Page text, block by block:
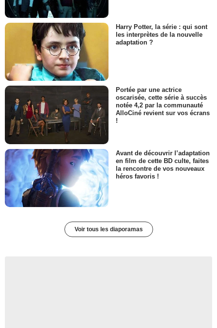
Harry Potter, la série : qui sont
les interprètes de la nouvelle
adaptation ?
Portée par une actrice
oscarisée, cette série à succès
notée 4,2 par la communauté
AlloCiné revient sur vos écrans
!
Avant de découvrir l’adaptation
en film de cette BD culte, faites
la rencontre de vos nouveaux
héros favoris !
Voir tous les diaporamas